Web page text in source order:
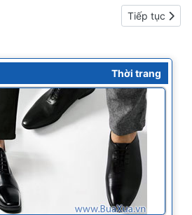
tỉ giá ngoại tệ - Giá vàng Bài viết kế
Tiếp tục
Thời trang